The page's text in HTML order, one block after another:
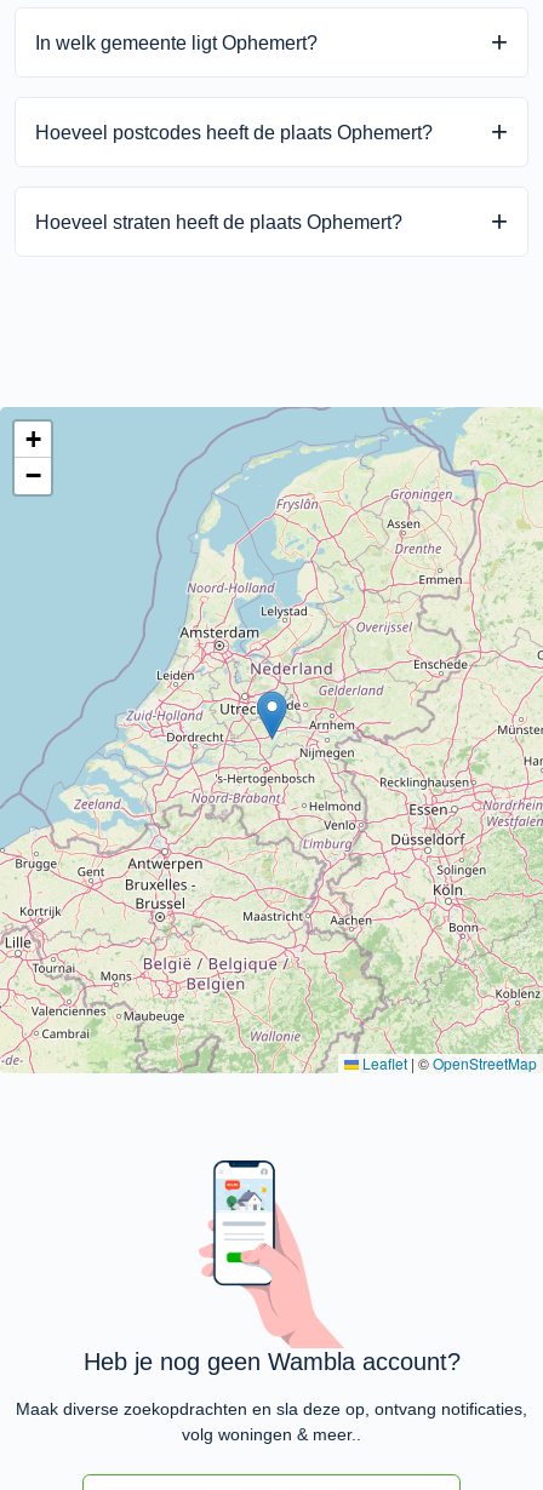
In welk gemeente ligt Ophemert?
provincie Gelderland.
Hoeveel postcodes heeft de plaats Ophemert?
Hoeveel straten heeft de plaats Ophemert?
+
−
Leaflet |©OpenStreetMap
Heb je nog geen Wambla account?
Maak diverse zoekopdrachten en sla deze op, ontvang notificaties,
volg woningen & meer..